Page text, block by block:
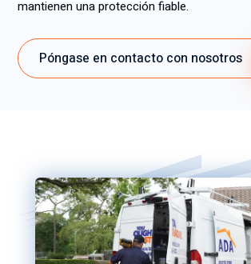
mantienen una protección fiable.
Póngase en contacto con nosotros